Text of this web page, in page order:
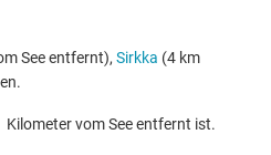
See entfernt), Sirkka (4 km
Kilometer vom See entfernt ist.